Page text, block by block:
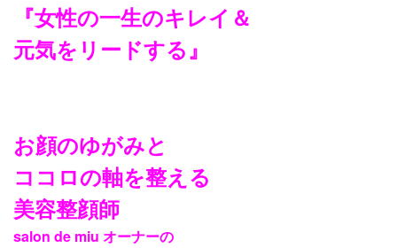
『女性の一生のキレイ＆
元気をリードする』
お顔のゆがみと
ココロの軸を整える
美容整顔師
salon de miu オーナーの